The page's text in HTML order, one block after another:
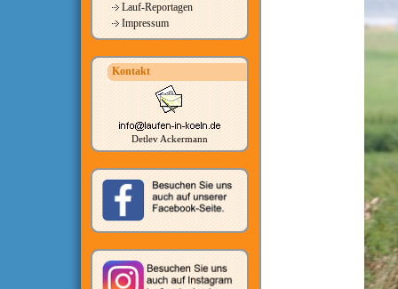
Lauf-Reportagen
Impressum
Kontakt
Detlev Ackermann